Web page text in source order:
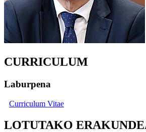
CURRICULUM
Laburpena
Curriculum Vitae
LOTUTAKO